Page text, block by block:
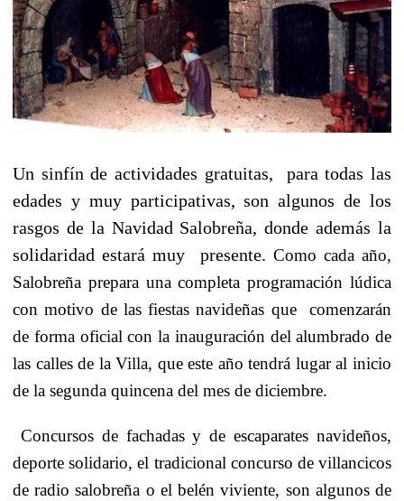
Un sinfín de actividades gratuitas,
para todas las
edades y muy participativas, son algunos de los
rasgos de la Navidad Salobreña, donde además la
solidaridad estará muy
presente. Como cada año,
Salobreña prepara una completa programación lúdica
con motivo de las fiestas navideñas que
comenzarán
de forma oficial con la inauguración del alumbrado de
las calles de la Villa, que este año tendrá lugar al inicio
de la segunda quincena del mes de diciembre.
Concursos de fachadas y de escaparates navideños,
deporte solidario, el tradicional concurso de villancicos
de radio salobreña o el belén viviente, son algunos de